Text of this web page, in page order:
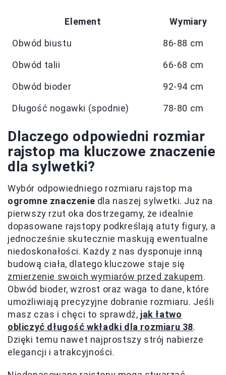
Element Wymiary
Obwód biustu 86-88 cm
Obwód talii 66-68 cm
Obwód bioder 92-94 cm
Długość nogawki (spodnie) 78-80 cm
Dlaczego odpowiedni rozmiar
rajstop ma kluczowe znaczenie
dla sylwetki?
Wybór odpowiedniego rozmiaru rajstop ma
ogromne znaczenie dla naszej sylwetki. Już na
pierwszy rzut oka dostrzegamy, że idealnie
dopasowane rajstopy podkreślają atuty figury, a
jednocześnie skutecznie maskują ewentualne
niedoskonałości. Każdy z nas dysponuje inną
budową ciała, dlatego kluczowe staje się
zmierzenie swoich wymiarów przed zakupem.
Obwód bioder, wzrost oraz waga to dane, które
umożliwiają precyzyjne dobranie rozmiaru. Jeśli
masz czas i chęci to sprawdź, jak łatwo
obliczyć długość wkładki dla rozmiaru 38.
Dzięki temu nawet najprostszy strój nabierze
elegancji i atrakcyjności.